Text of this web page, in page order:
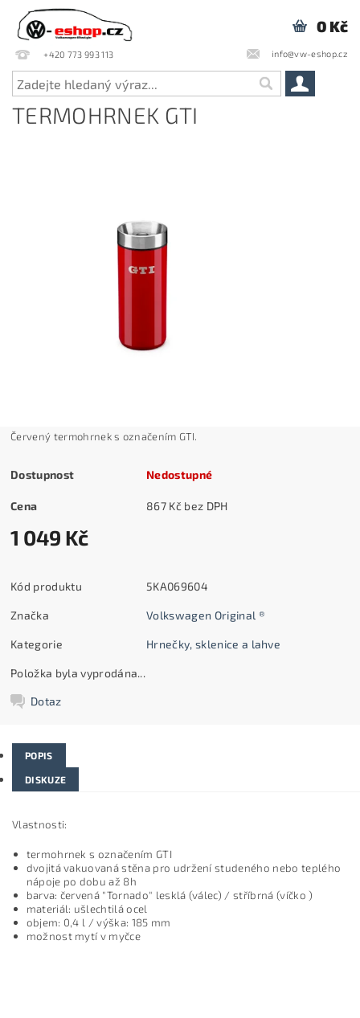
+420 773 993 113 info@vw-eshop.cz
0 Kč
TERMOHRNEK GTI
Červený termohrnek s označením GTI.
Dostupnost Nedostupné
Cena 867 Kč bez DPH
1 049 Kč
Kód produktu 5KA069604
Značka Volkswagen Original ®
Kategorie Hrnečky, sklenice a lahve
Položka byla vyprodána...
Dotaz
POPIS
DISKUZE
Vlastnosti:
termohrnek s označením GTI
dvojitá vakuovaná stěna pro udržení studeného nebo teplého
nápoje po dobu až 8h
barva: červená "Tornado" lesklá (válec) / stříbrná (víčko )
materiál: ušlechtilá ocel
objem: 0,4 l / výška: 185 mm
možnost mytí v myčce